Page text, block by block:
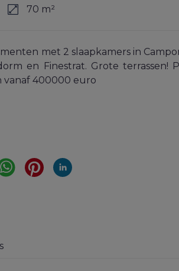
70 m²
met 2 slaapkamers in
en Finestrat. Grote terrassen!
vanaf 400000 euro